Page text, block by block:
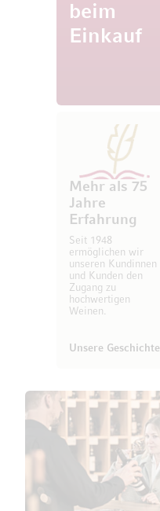
beim
Einkauf
Mehr als 75
Jahre
Erfahrung
Seit 1948
ermöglichen wir
unseren Kundinnen
und Kunden den
Zugang zu
hochwertigen
Weinen.
Unsere Geschichte